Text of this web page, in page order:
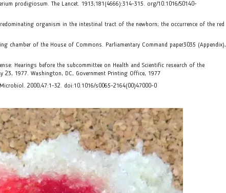
prodigiosum. The Lancet. 1913;181(4666):314-315. org/10.1016/S0140-
organism in the intestinal tract of the newborn; the occurrence of the red
of the House of Commons. Parliamentary Command paper3035 (Appendix),
Hearings before the subcommittee on Health and Scientific research of the
23, 1977. Washington, DC, Government Printing Office, 1977
2000;47:1-32. doi:10.1016/s0065-2164(00)47000-0